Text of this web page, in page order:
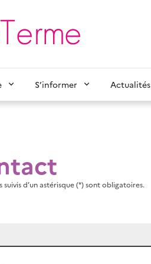
S’informer Actualités
suivis d’un astérisque (*) sont obligatoires.